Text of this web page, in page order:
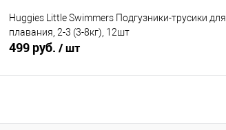
Huggies Little Swimmers Подгузники-трусики для
плавания, 2-3 (3-8кг), 12шт
499 руб. / шт